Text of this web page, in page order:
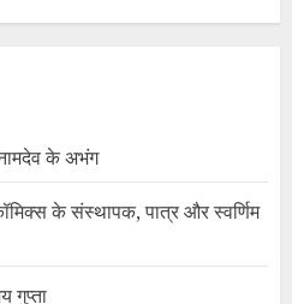
के अभंग
के संस्थापक, पात्र और स्वर्णिम
गुप्ता